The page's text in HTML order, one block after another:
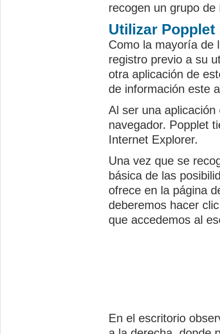
recogen un grupo
Utilizar Popplet
Como la mayoría de
registro previo a su
otra aplicación de
de información este
Al ser una
navegador. Popplet
Internet Explorer.
Una vez que se
básica de las
ofrece en la página
deberemos hacer
que accedemos al
En el escritorio